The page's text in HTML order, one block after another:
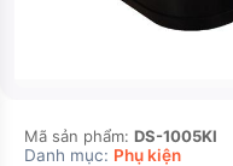
Mã sản phẩm: DS-1005KI
Danh mục: Phụ kiện